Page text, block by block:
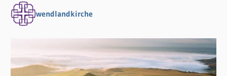
wendlandkirche